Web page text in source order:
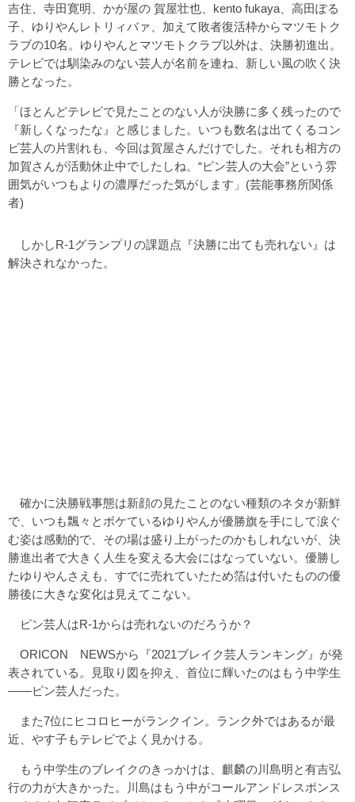
吉住、寺田寛明、かが屋の 賀屋壮也、kento fukaya、高田ぽる
子、ゆりやんレトリィバァ、加えて敗者復活枠からマツモトク
ラブの10名。ゆりやんとマツモトクラブ以外は、決勝初進出。
テレビでは馴染みのない芸人が名前を連ね、新しい風の吹く決
勝となった。
「ほとんどテレビで見たことのない人が決勝に多く残ったので
『新しくなったな』と感じました。いつも数名は出てくるコン
ビ芸人の片割れも、今回は賀屋さんだけでした。それも相方の
加賀さんが活動休止中でしたしね。“ピン芸人の大会”という雰
囲気がいつもよりの濃厚だった気がします」(芸能事務所関係
者)
しかしR-1グランプリの課題点『決勝に出ても売れない』は
解決されなかった。
確かに決勝戦事態は新顔の見たことのない種類のネタが新鮮
で、いつも飄々とボケているゆりやんが優勝旗を手にして涙ぐ
む姿は感動的で、その場は盛り上がったのかもしれないが、決
勝進出者で大きく人生を変える大会にはなっていない。優勝し
たゆりやんさえも、すでに売れていたため箔は付いたものの優
勝後に大きな変化は見えてこない。
ピン芸人はR-1からは売れないのだろうか？
ORICON NEWSから『2021ブレイク芸人ランキング 』が発
表されている。見取り図を抑え、首位に輝いたのはもう中学生
――ピン芸人だった。
また7位にヒコロヒーがランクイン。ランク外ではあるが最
近、やす子もテレビでよく見かける。
もう中学生のブレイクのきっかけは、麒麟の川島明と有吉弘
行の力が大きかった。川島はもう中がコールアンドレスポンス